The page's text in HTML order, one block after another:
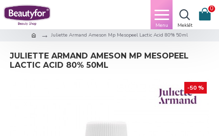
0
Juliette Armand Ameson Mp Mesopeel Lactic Acid 80% 50ml
JULIETTE ARMAND AMESON MP MESOPEEL
LACTIC ACID 80% 50ML
-50 %